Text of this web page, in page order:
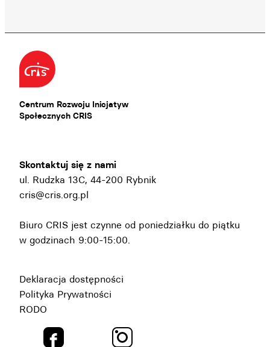
Centrum Rozwoju Inicjatyw
Społecznych CRIS
Skontaktuj się z nami
ul. Rudzka 13C, 44-200 Rybnik
cris@cris.org.pl
Biuro CRIS jest czynne od poniedziałku do piątku
w godzinach 9:00-15:00.
Deklaracja dostępności
Polityka Prywatności
RODO